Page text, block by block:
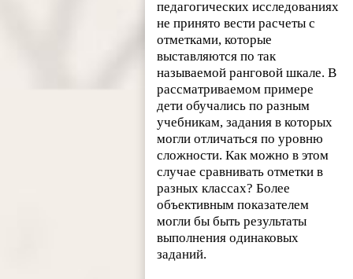
педагогических исследованиях
не принято вести расчеты с
отметками, которые
выставляются по так
называемой ранговой шкале. В
рассматриваемом примере
дети обучались по разным
учебникам, задания в которых
могли отличаться по уровню
сложности. Как можно в этом
случае сравнивать отметки в
разных классах? Более
объективным показателем
могли бы быть результаты
выполнения одинаковых
заданий.